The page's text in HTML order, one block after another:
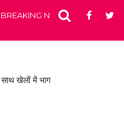
BREAKING NEWS
खेलों में भाग